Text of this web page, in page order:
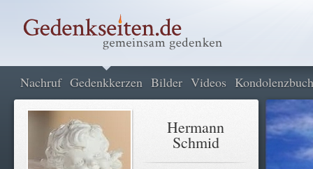
Nachruf Gedenkkerzen Bilder Videos Kondolenzbuch
Hermann
Schmid